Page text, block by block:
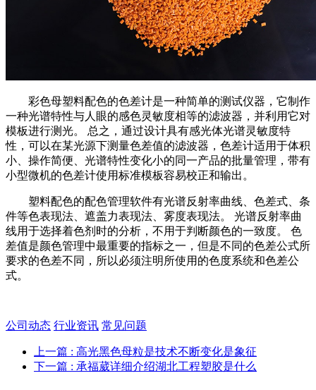
彩色母塑料配色的色差计是一种简单的测试仪器，它制作
一种光谱特性与人眼的感色灵敏度相等的滤波器，并利用它对
模板进行测光。 总之，通过设计具有感光体光谱灵敏度特
性，可以在某光源下测量色差值的滤波器，色差计适用于体积
小、操作简便、光谱特性变化小的同一产品的批量管理，带有
小型微机的色差计使用标准模板容易校正和输出。
塑料配色的配色管理软件有光谱反射率曲线、色差式、条
件等色表现法、遮盖力表现法、雾度表现法。 光谱反射率曲
线用于选择着色剂时的分析，不用于判断颜色的一致度。 色
差值是颜色管理中最重要的指标之一，但是不同的色差公式所
要求的色差不同，所以必须注明所使用的色度系统和色差公
式。
公司动态 行业资讯 常见问题
上一篇 : 高光黑色母粒是技术不断变化是象征
下一篇 : 承福葳详细介绍湖北工程塑胶是什么